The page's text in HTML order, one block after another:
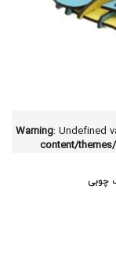
Warning: Undefined
content/
چوبی